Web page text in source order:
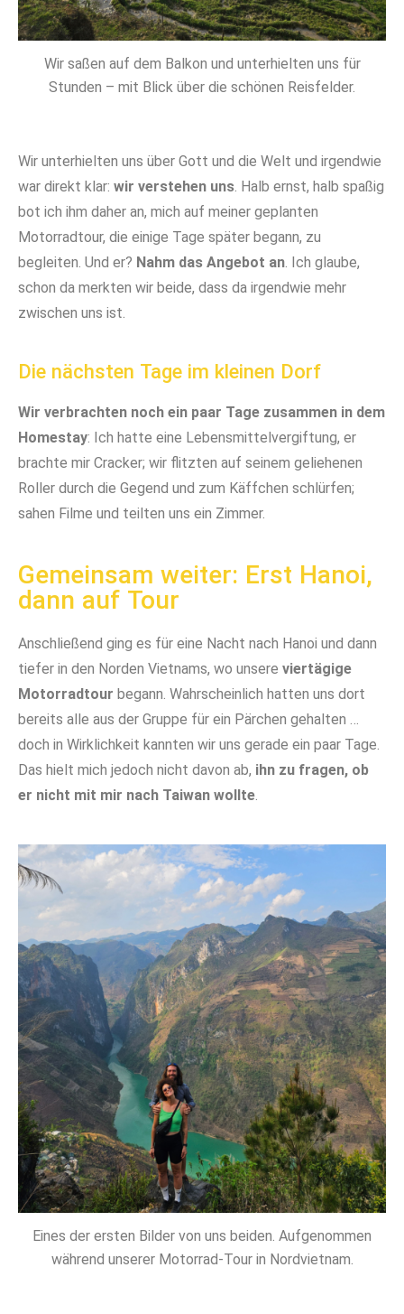
Wir saßen auf dem Balkon und unterhielten uns für
Stunden – mit Blick über die schönen Reisfelder.
Wir unterhielten uns über Gott und die Welt und irgendwie
war direkt klar: wir verstehen uns. Halb ernst, halb spaßig
bot ich ihm daher an, mich auf meiner geplanten
Motorradtour, die einige Tage später begann, zu
begleiten. Und er? Nahm das Angebot an. Ich glaube,
schon da merkten wir beide, dass da irgendwie mehr
zwischen uns ist.
Die nächsten Tage im kleinen Dorf
Wir verbrachten noch ein paar Tage zusammen in dem
Homestay: Ich hatte eine Lebensmittelvergiftung, er
brachte mir Cracker; wir flitzten auf seinem geliehenen
Roller durch die Gegend und zum Käffchen schlürfen;
sahen Filme und teilten uns ein Zimmer.
Gemeinsam weiter: Erst Hanoi,
dann auf Tour
Anschließend ging es für eine Nacht nach Hanoi und dann
tiefer in den Norden Vietnams, wo unsere viertägige
Motorradtour begann. Wahrscheinlich hatten uns dort
bereits alle aus der Gruppe für ein Pärchen gehalten …
doch in Wirklichkeit kannten wir uns gerade ein paar Tage.
Das hielt mich jedoch nicht davon ab, ihn zu fragen, ob
er nicht mit mir nach Taiwan wollte.
Eines der ersten Bilder von uns beiden. Aufgenommen
während unserer Motorrad-Tour in Nordvietnam.